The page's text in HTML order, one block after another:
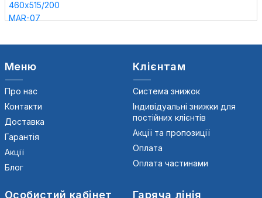
Меню
Про нас
Контакти
Доставка
Гарантія
Акції
Блог
Клієнтам
Система знижок
Індивідуальні знижки для
постійних клієнтів
Акції та пропозиції
Оплата
Оплата частинами
Особистий кабінет Гаряча лінія